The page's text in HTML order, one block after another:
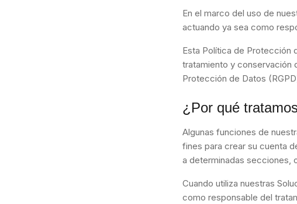
En el marco del uso de
actuando ya sea como
Esta Política de Protección
tratamiento y conservación
Protección de Datos
¿Por qué
Algunas funciones de
fines para crear su cuenta
a determinadas secciones,
Cuando utiliza nuestras
como responsable del